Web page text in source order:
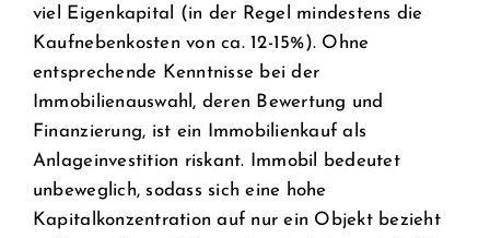
viel Eigenkapital (in der Regel mindestens die
Kaufnebenkosten von ca. 12-15%). Ohne
entsprechende Kenntnisse bei der
Immobilienauswahl, deren Bewertung und
Finanzierung, ist ein Immobilienkauf als
Anlageinvestition riskant. Immobil bedeutet
unbeweglich, sodass sich eine hohe
Kapitalkonzentration auf nur ein Objekt bezieht